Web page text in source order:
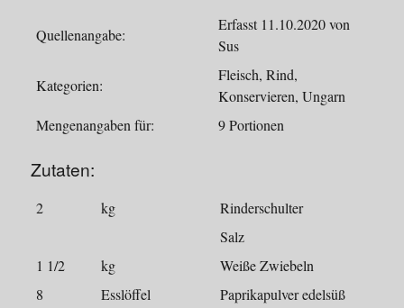
Quellenangabe:
Erfasst 11.10.2020 von
Sus
Kategorien:
Fleisch, Rind,
Konservieren, Ungarn
Mengenangaben für:
9 Portionen
Zutaten:
2 kg
Rinderschulter
Salz
1 1/2
kg
Weiße Zwiebeln
8
Esslöffel
Paprikapulver edelsüß